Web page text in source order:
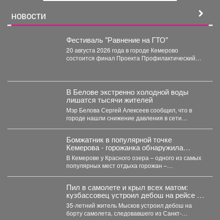
НОВОСТИ
Фестиваль "Равнение на ГТО"
20 августа 2026 года в городе Кемерово
состоится финал Проекта Профилактический
В Белове экстренно холодной воды
лишатся тысячи жителей
Мэр Белова Сергей Алексеев сообщил, что в
городе нашли снижение давления в сети
Бомжатник в популярной точке
Кемерова - горожанка обнаружила
жуткий объект на Красном озере
В Кемерове у Красного озера – одного из самых
популярных мест отдыха горожан –
Пил в самолете и крыл всех матом:
кузбассовец устроил дебош на рейсе из
Петербурга
35-летний житель Мысков устроил дебош на
борту самолета, следовавшего из Санкт-